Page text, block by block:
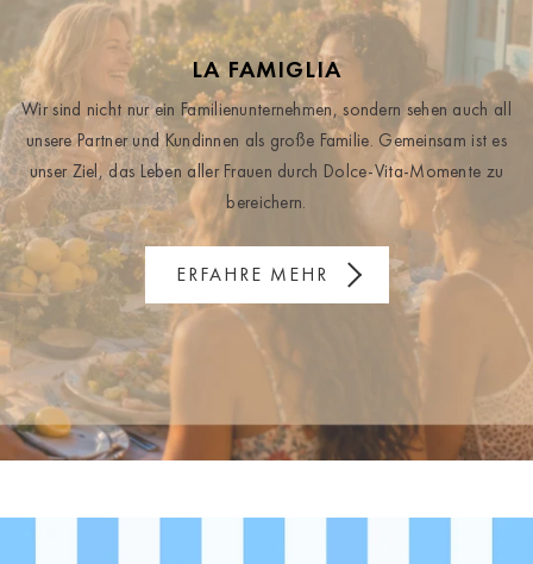
LA FAMIGLIA
Wir sind nicht nur ein Familienunternehmen, sondern sehen auch all
unsere Partner und Kundinnen als große Familie. Gemeinsam ist es
unser Ziel, das Leben aller Frauen durch Dolce-Vita-Momente zu
bereichern.
ERFAHRE MEHR